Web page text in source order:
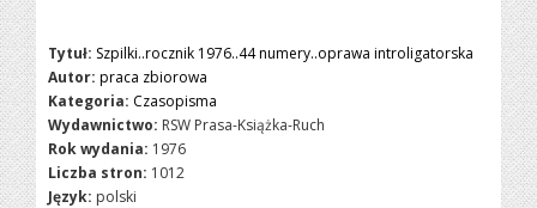
Tytuł: Szpilki..rocznik 1976..44 numery..oprawa introligatorska
Autor: praca zbiorowa
Kategoria: Czasopisma
Wydawnictwo: RSW Prasa-Książka-Ruch
Rok wydania: 1976
Liczba stron: 1012
Język: polski